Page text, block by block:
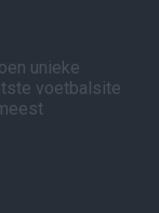
unieke
voetbalsite